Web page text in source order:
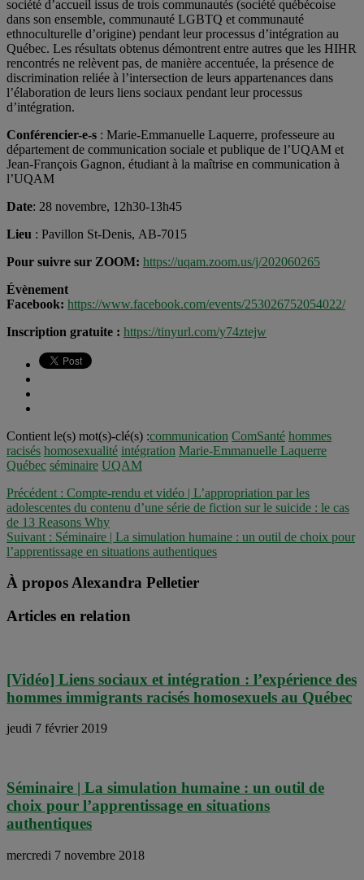
société d’accueil issus de trois communautés (société québécoise
dans son ensemble, communauté LGBTQ et communauté
ethnoculturelle d’origine) pendant leur processus d’intégration au
Québec. Les résultats obtenus démontrent entre autres que les HIHR
rencontrés ne relèvent pas, de manière accentuée, la présence de
discrimination reliée à l’intersection de leurs appartenances dans
l’élaboration de leurs liens sociaux pendant leur processus
d’intégration.
Conférencier-e-s : Marie-Emmanuelle Laquerre, professeure au
département de communication sociale et publique de l’UQAM et
Jean-François Gagnon, étudiant à la maîtrise en communication à
l’UQAM
Date: 28 novembre, 12h30-13h45
Lieu : Pavillon St-Denis, AB-7015
Pour suivre sur ZOOM: https://uqam.zoom.us/j/202060265
Évènement
Facebook: https://www.facebook.com/events/253026752054022/
Inscription gratuite : https://tinyurl.com/y74ztejw
Contient le(s) mot(s)-clé(s) :communication ComSanté hommes
racisés homosexualité intégration Marie-Emmanuelle Laquerre
Québec séminaire UQAM
Précédent : Compte-rendu et vidéo | L’appropriation par les
adolescentes du contenu d’une série de fiction sur le suicide : le cas
de 13 Reasons Why
Suivant : Séminaire | La simulation humaine : un outil de choix pour
l’apprentissage en situations authentiques
À propos Alexandra Pelletier
Articles en relation
[Vidéo] Liens sociaux et intégration : l’expérience des
hommes immigrants racisés homosexuels au Québec
jeudi 7 février 2019
Séminaire | La simulation humaine : un outil de
choix pour l’apprentissage en situations
authentiques
mercredi 7 novembre 2018